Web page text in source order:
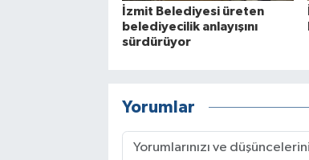
İzmit Belediyesi üreten
belediyecilik anlayışını
sürdürüyor
Yorumlar